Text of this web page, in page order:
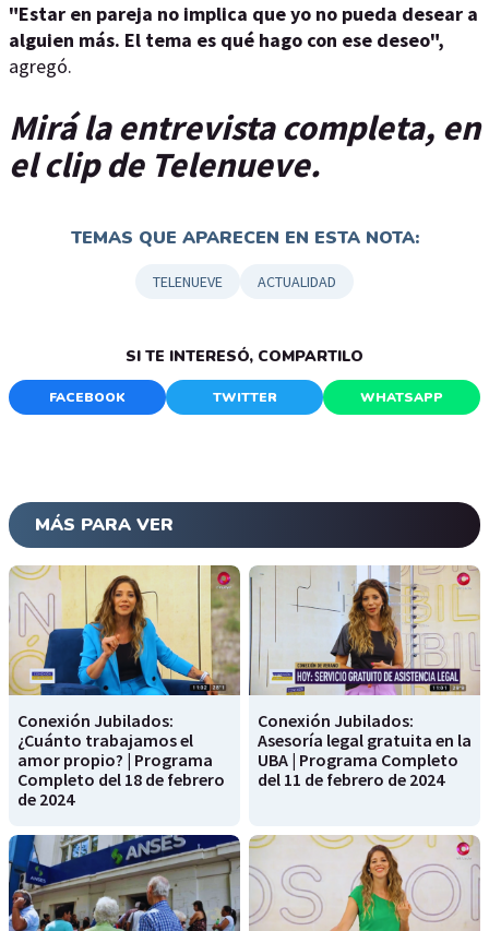
"Estar en pareja no implica que yo no pueda desear a
alguien más. El tema es qué hago con ese deseo",
agregó.
Mirá la entrevista completa, en
el clip de Telenueve.
TEMAS QUE APARECEN EN ESTA NOTA:
TELENUEVE ACTUALIDAD
SI TE INTERESÓ, COMPARTILO
FACEBOOK TWITTER WHATSAPP
MÁS PARA VER
Conexión Jubilados:
¿Cuánto trabajamos el
amor propio? | Programa
Completo del 18 de febrero
de 2024
Conexión Jubilados:
Asesoría legal gratuita en la
UBA | Programa Completo
del 11 de febrero de 2024